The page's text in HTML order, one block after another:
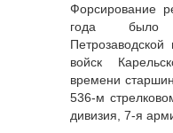
Форсирование
года было
Петрозаводской
войск
времени
536-м
дивизия, 7-я